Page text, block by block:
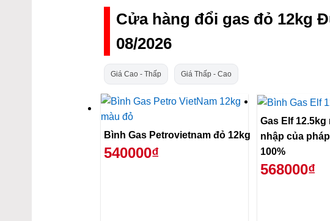
Cửa hàng đổi gas đỏ 12kg
08/2026
Giá Cao - Thấp Giá Thấp - Cao
Bình Gas Petrovietnam đỏ 12kg
540000₫
Gas Elf 12.5kg
nhập của
100%
568000₫